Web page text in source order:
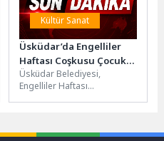
Kültür Sanat
Üsküdar’da Engelliler
Haftası Coşkusu Çocuk
Köyü’ne Taşındı
Üsküdar Belediyesi,
Engelliler Haftası
ailelerini Üsküdar...